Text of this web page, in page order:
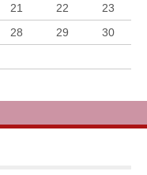
21 22
23
28 29
30